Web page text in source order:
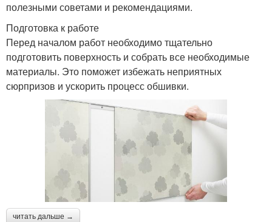
полезными советами и рекомендациями.
Подготовка к работе
Перед началом работ необходимо тщательно
подготовить поверхность и собрать все необходимые
материалы. Это поможет избежать неприятных
сюрпризов и ускорить процесс обшивки.
читать дальше →